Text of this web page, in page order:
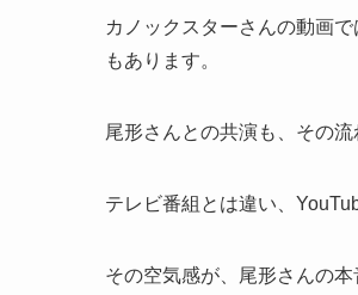
カノックスターさんの動画
もあります。
尾形さんとの共演も、その
テレビ番組とは違い、
その空気感が、尾形さんの